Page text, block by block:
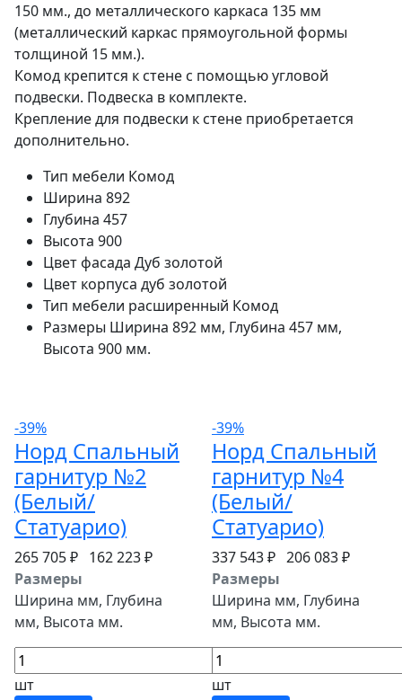
150 мм., до металлического каркаса 135 мм
(металлический каркас прямоугольной формы
толщиной 15 мм.).
Комод крепится к стене с помощью угловой
подвески. Подвеска в комплекте.
Крепление для подвески к стене приобретается
дополнительно.
Тип мебели Комод
Ширина 892
Глубина 457
Высота 900
Цвет фасада Дуб золотой
Цвет корпуса дуб золотой
Тип мебели расширенный Комод
Размеры Ширина 892 мм, Глубина 457 мм,
Высота 900 мм.
-39%
Норд Спальный
гарнитур №2
(Белый/
Статуарио)
265 705 ₽ 162 223 ₽
Размеры
Ширина мм, Глубина
мм, Высота мм.
шт
-39%
Норд Спальный
гарнитур №4
(Белый/
Статуарио)
337 543 ₽ 206 083 ₽
Размеры
Ширина мм, Глубина
мм, Высота мм.
шт